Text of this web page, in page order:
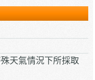
天氣情況下所採取